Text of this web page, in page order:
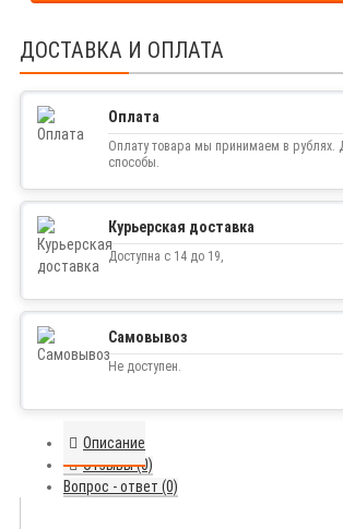
ДОСТАВКА И ОПЛАТА
Оплата
Оплату товара мы принимаем в рублях.
способы.
Курьерская доставка
Доступна с 14 до 19,
Самовывоз
Не доступен.
Описание
Отзывы (0)
Вопрос - ответ (0)